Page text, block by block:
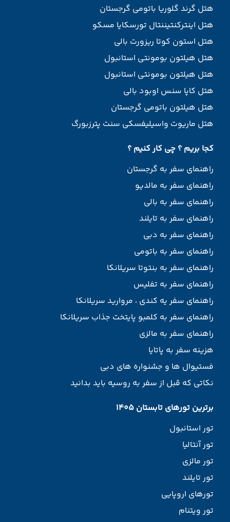
هتل گرند گلوریا باتومی گرجستان
هتل اینترکنتیننتال تورسکایا مسکو
هتل استون کوتا ریزورت بالی
هتل هیلتون بومونتی استانبول
هتل هیلتون بومونتی استانبول
هتل کاپا سنس اوبود بالی
هتل هیلتون باتومی گرجستان
هتل ماریوت واسیلیفسکی سنت پترزبورگ
کجا بریم ؟ چی کار کنیم ؟
راهنمای سفر به گرجستان
راهنمای سفر به مالدیو
راهنمای سفر به بالی
راهنمای سفر به تایلند
راهنمای سفر به دبی
راهنمای سفر به باتومی
راهنمای سفر به بنتوتا سریلانکا
راهنمای سفر به تفلیس
راهنمای سفر یه کندی ، مروارید سریلانکا
راهنمای سفر به کلمبو پایتخت جذاب سریلانکا
راهنمای سفر به مالزی
هزینه سفر به پاتایا
فستیوال ها و جشنواره های دبی
نکاتی که قبل از سفر به روسیه باید بدانید
برترین تورهای تابستان 1405
تور استانبول
تور آنتالیا
تور مالزی
تور تایلند
تورهای اروپایی
تور ویتنام